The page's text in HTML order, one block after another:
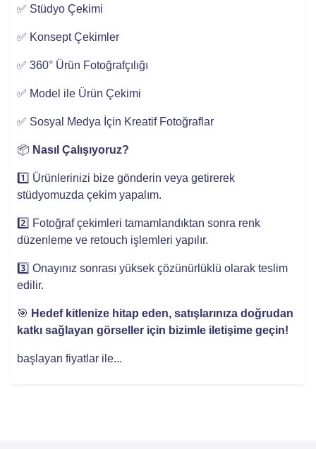
✅ Stüdyo Çekimi
✅ Konsept Çekimler
✅ 360° Ürün Fotoğrafçılığı
✅ Model ile Ürün Çekimi
✅ Sosyal Medya İçin Kreatif Fotoğraflar
📦 Nasıl Çalışıyoruz?
1️⃣ Ürünlerinizi bize gönderin veya getirerek
stüdyomuzda çekim yapalım.
2️⃣ Fotoğraf çekimleri tamamlandıktan sonra renk
düzenleme ve retouch işlemleri yapılır.
3️⃣ Onayınız sonrası yüksek çözünürlüklü olarak teslim
edilir.
🎯 Hedef kitlenize hitap eden, satışlarınıza doğrudan
katkı sağlayan görseller için bizimle iletişime geçin!
başlayan fiyatlar ile...